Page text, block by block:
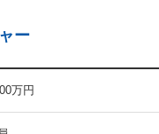
ー
万円